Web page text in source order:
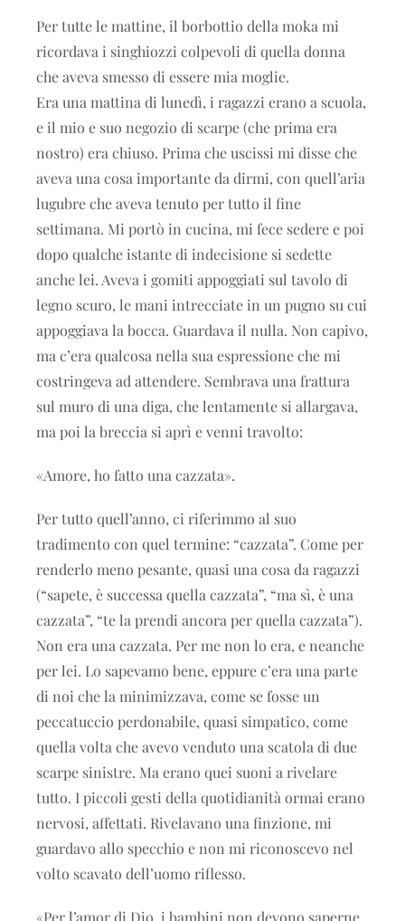
Per tutte le mattine, il borbottio della moka mi
ricordava i singhiozzi colpevoli di quella donna
che aveva smesso di essere mia moglie.
Era una mattina di lunedì, i ragazzi erano a scuola,
e il mio e suo negozio di scarpe (che prima era
nostro) era chiuso. Prima che uscissi mi disse che
aveva una cosa importante da dirmi, con quell’aria
lugubre che aveva tenuto per tutto il fine
settimana. Mi portò in cucina, mi fece sedere e poi
dopo qualche istante di indecisione si sedette
anche lei. Aveva i gomiti appoggiati sul tavolo di
legno scuro, le mani intrecciate in un pugno su cui
appoggiava la bocca. Guardava il nulla. Non capivo,
ma c’era qualcosa nella sua espressione che mi
costringeva ad attendere. Sembrava una frattura
sul muro di una diga, che lentamente si allargava,
ma poi la breccia si aprì e venni travolto:
«Amore, ho fatto una cazzata».
Per tutto quell’anno, ci riferimmo al suo
tradimento con quel termine: “cazzata”. Come per
renderlo meno pesante, quasi una cosa da ragazzi
(“sapete, è successa quella cazzata”, “ma sì, è una
cazzata”, “te la prendi ancora per quella cazzata”).
Non era una cazzata. Per me non lo era, e neanche
per lei. Lo sapevamo bene, eppure c’era una parte
di noi che la minimizzava, come se fosse un
peccatuccio perdonabile, quasi simpatico, come
quella volta che avevo venduto una scatola di due
scarpe sinistre. Ma erano quei suoni a rivelare
tutto. I piccoli gesti della quotidianità ormai erano
nervosi, affettati. Rivelavano una finzione, mi
guardavo allo specchio e non mi riconoscevo nel
volto scavato dell’uomo riflesso.
«Per l’amor di Dio, i bambini non devono saperne